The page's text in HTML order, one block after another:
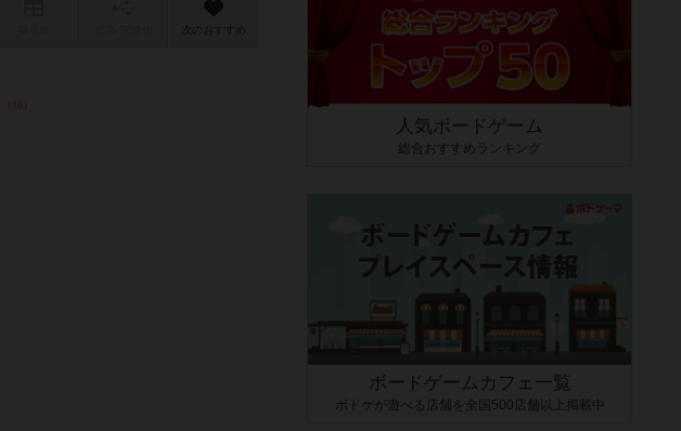
次のおすすめ
人気ボードゲーム
総合おすすめランキング
ボードゲームカフェ一覧
ボドゲが遊べる店舗を全国500店舗以上掲載中